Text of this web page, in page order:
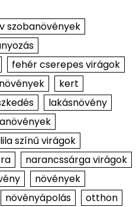
szobanövények
fehér cserepes virágok
kert
lakásnövény
lila színű virágok
narancssárga virágok
növények
növényápolás
otthon